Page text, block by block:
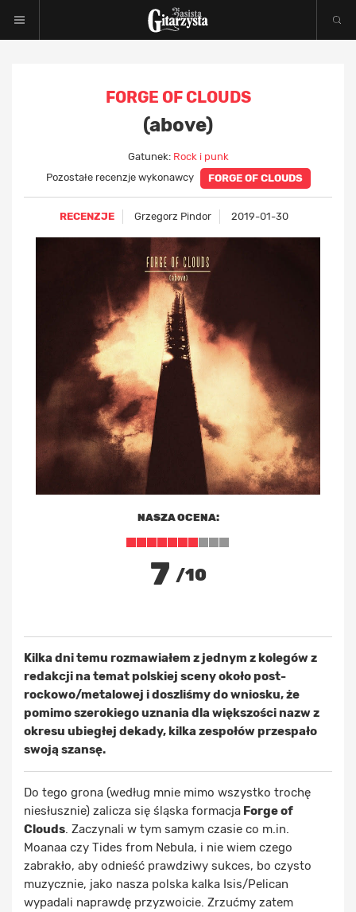
FORGE OF CLOUDS
(above)
Gatunek: Rock i punk
Pozostałe recenzje wykonawcy
FORGE OF CLOUDS
RECENZJE Grzegorz Pindor 2019-01-30
NASZA OCENA:
7 /10
Kilka dni temu rozmawiałem z jednym z kolegów z
redakcji na temat polskiej sceny około post-
rockowo/metalowej i doszliśmy do wniosku, że
pomimo szerokiego uznania dla większości nazw z
okresu ubiegłej dekady, kilka zespołów przespało
swoją szansę.
Do tego grona (według mnie mimo wszystko trochę
niesłusznie) zalicza się śląska formacja Forge of
Clouds . Zaczynali w tym samym czasie co m.in.
Moanaa czy Tides from Nebula, i nie wiem czego
zabrakło, aby odnieść prawdziwy sukces, bo czysto
muzycznie, jako nasza polska kalka Isis/Pelican
wypadali naprawdę przyzwoicie. Zrzućmy zatem